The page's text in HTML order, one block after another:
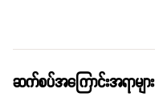
ဆက်စပ်အကြောင်းအရာများ